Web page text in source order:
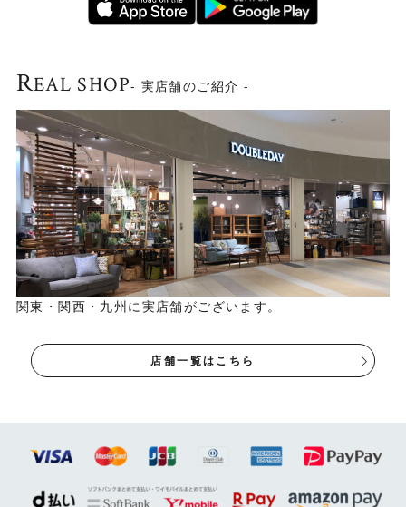
す。
REAL SHOP- 実店舗のご紹介 -
関東・関西・九州に実店舗がございます。
店舗一覧はこちら